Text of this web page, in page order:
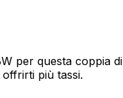
per questa coppia
più tassi.